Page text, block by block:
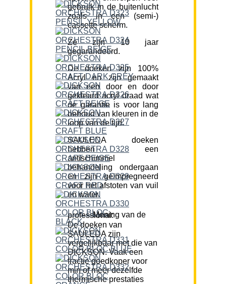
gebruik in de buitenlucht
zoals in een (semi-)
cassette scherm.
Ze zijn 10 jaar
gegarandeerd.
De doeken zijn 100%
Acryl en zijn gemaakt
van een door en door
gekleurd acryl draad wat
de garantie is voor lang
behoud van kleuren in de
loop van de tijd.
SAULEDA doeken
hebben een
antischimmel
behandeling ondergaan
en zijn geïmpregneerd
voor het afstoten van vuil
en water.
Mening van de professional:
De doeken van
SAULEDA zijn
vergelijkbaar met die van
DICKSON. Vaak een
fractie goedkoper voor
min of meer dezelfde
thermische prestaties